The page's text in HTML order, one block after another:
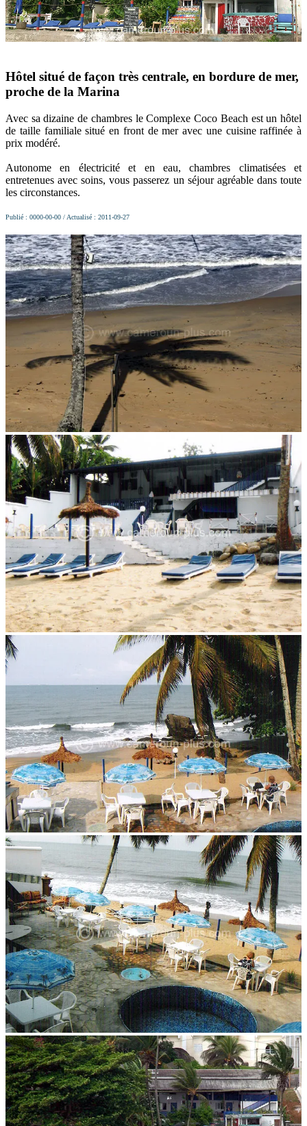
Hôtel situé de façon très centrale, en bordure de mer,
proche de la Marina
Avec sa dizaine de chambres le Complexe Coco Beach est un hôtel
de taille familiale situé en front de mer avec une cuisine raffinée à
prix modéré.
Autonome en électricité et en eau, chambres climatisées et
entretenues avec soins, vous passerez un séjour agréable dans toute
les circonstances.
Publié : 0000-00-00 / Actualisé : 2011-09-27